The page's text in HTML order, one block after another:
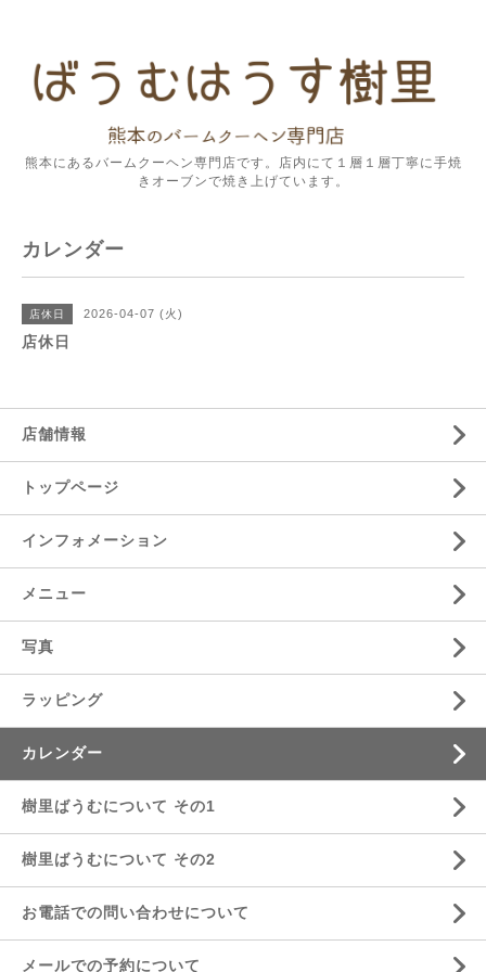
熊本にあるバームクーヘン専門店です。店内にて１層１層丁寧に手焼
きオーブンで焼き上げています。
カレンダー
店休日 2026-04-07 (火)
店休日
店舗情報
トップページ
インフォメーション
メニュー
写真
ラッピング
カレンダー
樹里ばうむについて その1
樹里ばうむについて その2
お電話での問い合わせについて
メールでの予約について